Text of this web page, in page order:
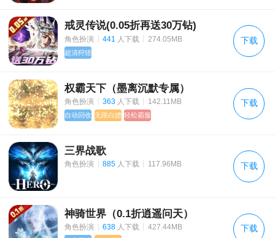
戒灵传说(0.05折再送30万钻)
角色扮演 441 人下载 274.05MB
超清狩猎
下载
权霸天下（墨离沉默专属）
角色扮演 | 363 人下载 | 142.11MB
自动回收 无限白嫖 轻松霸服
下载
三界战歌
角色扮演 885 人下载 117.96MB 下载
神骑世界（0.1折逍遥问天）
角色扮演 | 638 人下载 | 427.44MB 下载